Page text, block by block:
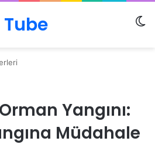
Yangını:
Müdahale